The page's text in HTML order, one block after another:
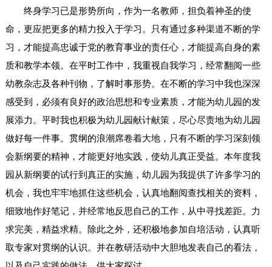
终身学习已是形势所向，作为一名教师，担负着神圣的使
命，更应把更多的精力投入于学习。只有通过多种渠道不断的学
习，才能提高忠诚于党的教育事业的责任心，才能提高自身的素
质和教学本领。在平时工作中，我重视自我学习，经常翻阅一些
幼教杂志及各种刊物，了解时事形势。在不断的学习中我也深深
感受到，必须有良好的政治思想和专业素质，才能为幼儿园的发
展添力。平时我也积极为幼儿园献计献策，尽心尽责地为幼儿园
做好每一件事。贯纲的浪潮席卷着大地，只有不断的学习深刻领
会新纲要的精神，才能更好地实践，使幼儿真正受益。本年度我
园从新纲要的试行到真正的实施，幼儿园为我提供了许多学习的
机会，我也牢牢地抓住这些机会，认真地翻阅查找相关的资料，
细致地作好笔记，并经常地反思自己的工作，从中寻找差距。力
求完美，精益求精。除此之外，还积极地参加自培活动，认真听
取专家对贯纲的认识。并在教研活动中大胆地发表自己的看法，